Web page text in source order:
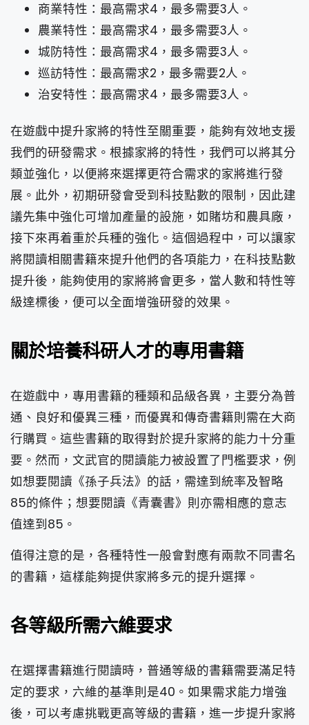
商業特性：最高需求4，最多需要3人。
農業特性：最高需求4，最多需要3人。
城防特性：最高需求4，最多需要3人。
巡訪特性：最高需求2，最多需要2人。
治安特性：最高需求4，最多需要3人。
在遊戲中提升家將的特性至關重要，能夠有效地支援
我們的研發需求。根據家將的特性，我們可以將其分
類並強化，以便將來選擇更符合需求的家將進行發
展。此外，初期研發會受到科技點數的限制，因此建
議先集中強化可增加產量的設施，如賭坊和農具廠，
接下來再着重於兵種的強化。這個過程中，可以讓家
將閱讀相關書籍來提升他們的各項能力，在科技點數
提升後，能夠使用的家將將會更多，當人數和特性等
級達標後，便可以全面增強研發的效果。
關於培養科研人才的專用書籍
在遊戲中，專用書籍的種類和品級各異，主要分為普
通、良好和優異三種，而優異和傳奇書籍則需在大商
行購買。這些書籍的取得對於提升家將的能力十分重
要。然而，文武官的閱讀能力被設置了門檻要求，例
如想要閱讀《孫子兵法》的話，需達到統率及智略
85的條件；想要閱讀《青囊書》則亦需相應的意志
值達到85。
值得注意的是，各種特性一般會對應有兩款不同書名
的書籍，這樣能夠提供家將多元的提升選擇。
各等級所需六維要求
在選擇書籍進行閱讀時，普通等級的書籍需要滿足特
定的要求，六維的基準則是40。如果需求能力增強
後，可以考慮挑戰更高等級的書籍，進一步提升家將